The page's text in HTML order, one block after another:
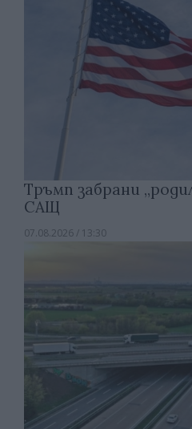
Тръмп забрани
САЩ
07.08.2026 / 13:30